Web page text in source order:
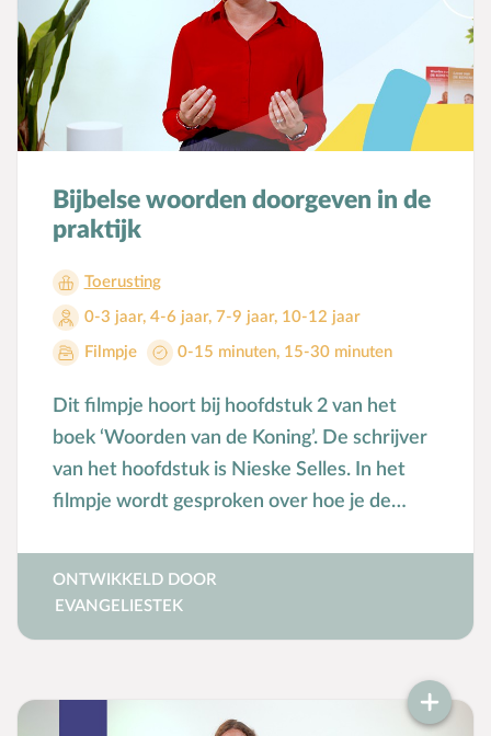
Bijbelse woorden doorgeven in de
praktijk
Toerusting
0-3 jaar, 4-6 jaar, 7-9 jaar, 10-12 jaar
Filmpje 0-15 minuten, 15-30 minuten
Dit filmpje hoort bij hoofdstuk 2 van het
boek ‘Woorden van de Koning’. De schrijver
van het hoofdstuk is Nieske Selles. In het
filmpje wordt gesproken over hoe je de
ONTWIKKELD DOOR
EVANGELIESTEK